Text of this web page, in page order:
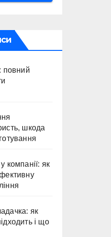
повний
шкода
компанії: як
як
і що